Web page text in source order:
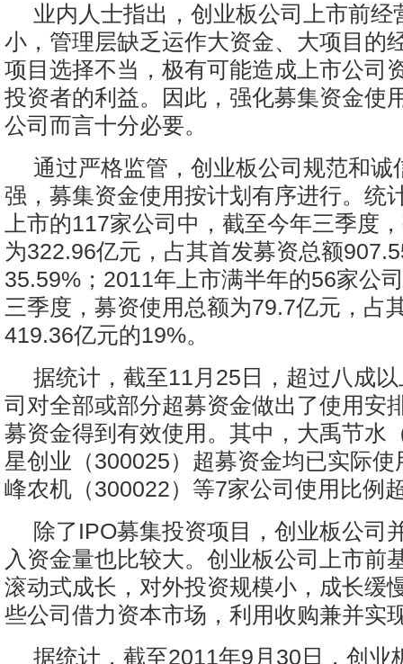
业内人士指出，创业板公司上市前经
小，管理层缺乏运作大资金、大项目的
项目选择不当，极有可能造成上市公司
投资者的利益。因此，强化募集资金使
公司而言十分必要。
通过严格监管，创业板公司规范和诚
强，募集资金使用按计划有序进行。统
上市的117家公司中，截至今年三季度
为322.96亿元，占其首发募资总额
35.59%；2011年上市满半年的56家公
三季度，募资使用总额为79.7亿元，占
419.36亿元的19%。
据统计，截至11月25日，超过八成
司对全部或部分超募资金做出了使用安
募资金得到有效使用。其中，大禹节水
星创业（300025）超募资金均已实际使
峰农机（300022）等7家公司使用比例
除了IPO募集投资项目，创业板公司
入资金量也比较大。创业板公司上市前
滚动式成长，对外投资规模小，成长缓
些公司借力资本市场，利用收购兼并实
据统计，截至2011年9月30日，创业